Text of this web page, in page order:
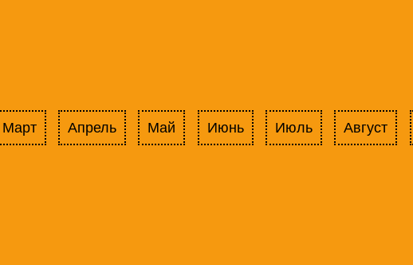
Март Апрель Май Июнь Июль Август